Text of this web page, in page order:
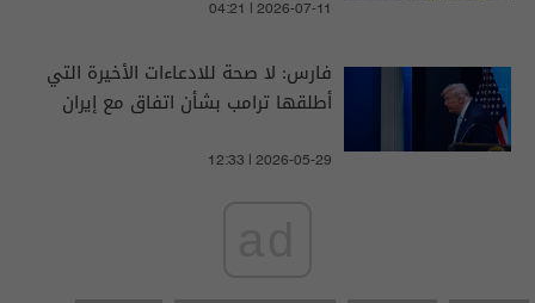
04:21 | 2026-07-11
فارس: لا صحة للادعاءات الأخيرة التي
أطلقها ترامب بشأن اتفاق مع إيران
12:33 | 2026-05-29